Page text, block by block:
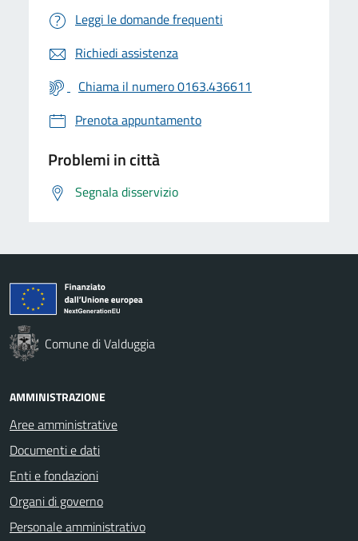
Leggi le domande frequenti
Richiedi assistenza
Chiama il numero 0163.436611
Prenota appuntamento
Problemi in città
Segnala disservizio
Comune di Valduggia
AMMINISTRAZIONE
Aree amministrative
Documenti e dati
Enti e fondazioni
Organi di governo
Personale amministrativo